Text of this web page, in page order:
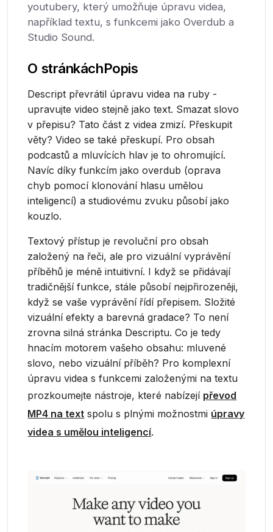
youtubery, který umožňuje úpravu videa,
například textu, s funkcemi jako Overdub a
Studio Sound.
O stránkáchPopis
Descript převrátil úpravu videa na ruby -
upravujte video stejně jako text. Smazat slovo
v přepisu? Tato část z videa zmizí. Přeskupit
věty? Video se také přeskupí. Pro obsah
podcastů a mluvících hlav je to ohromující.
Navíc díky funkcím jako overdub (oprava
chyb pomocí klonování hlasu umělou
inteligencí) a studiovému zvuku působí jako
kouzlo.
Textový přístup je revoluční pro obsah
založený na řeči, ale pro vizuální vyprávění
příběhů je méně intuitivní. I když se přidávají
tradičnější funkce, stále působí nejpřirozeněji,
když se vaše vyprávění řídí přepisem. Složité
vizuální efekty a barevná gradace? To není
zrovna silná stránka Descriptu. Co je tedy
hnacím motorem vašeho obsahu: mluvené
slovo, nebo vizuální příběh? Pro komplexní
úpravu videa s funkcemi založenými na textu
prozkoumejte nástroje, které nabízejí převod
MP4 na text spolu s plnými možnostmi úpravy
videa s umělou inteligencí.